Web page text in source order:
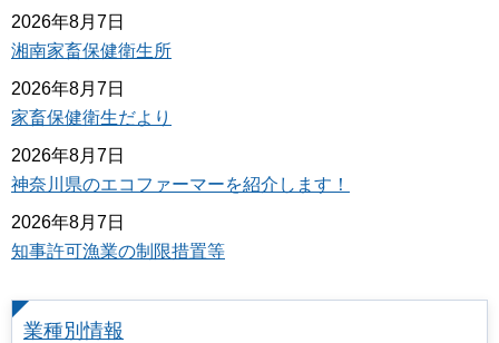
2026年8月7日
湘南家畜保健衛生所
2026年8月7日
家畜保健衛生だより
2026年8月7日
神奈川県のエコファーマーを紹介します！
2026年8月7日
知事許可漁業の制限措置等
業種別情報